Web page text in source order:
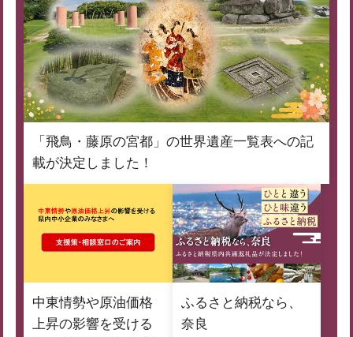
「飛鳥・藤原の宮都」の世界遺産一覧表への記
載が決定しました！
中東情勢や原油価格
上昇の影響を受ける
ふるさと納税なら、
奈良